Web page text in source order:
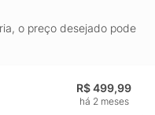
o preço desejado pode
R$ 499,99
há 2 meses